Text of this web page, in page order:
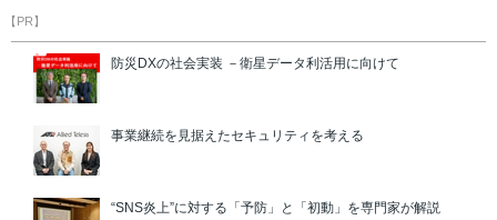
【PR】
防災DXの社会実装 －衛星データ利活用に向けて
事業継続を見据えたセキュリティを考える
“SNS炎上”に対する「予防」と「初動」を専門家が解説